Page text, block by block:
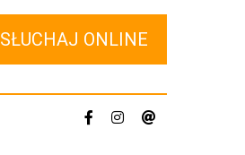
SŁUCHAJ ONLINE